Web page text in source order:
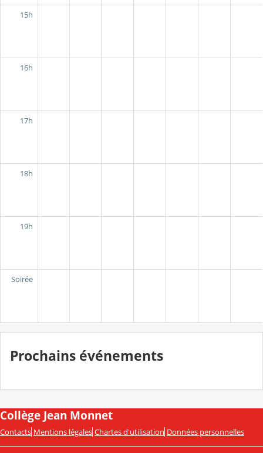
15h
16h
17h
18h
19h
Soirée
Prochains événements
Collège Jean Monnet
Contacts Mentions légales Chartes d'utilisation Données personnelles